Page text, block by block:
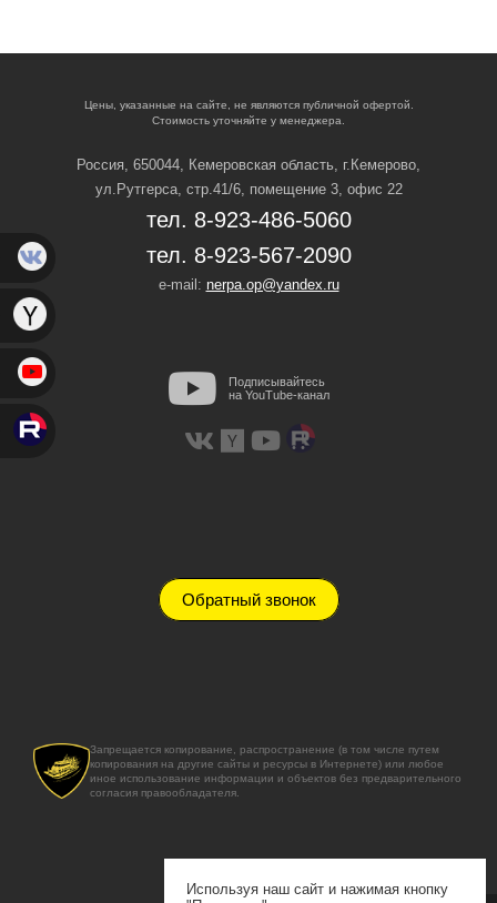
Цены, указанные на сайте, не являются публичной офертой.
Стоимость уточняйте у менеджера.
Россия, 650044, Кемеровская область, г.Кемерово,
ул.Рутгерса, стр.41/6, помещение 3, офис 22
тел. 8-923-486-5060
тел. 8-923-567-2090
e-mail: nerpa.op@yandex.ru
Подписывайтесь
на YouTube-канал
Обратный звонок
Запрещается копирование, распространение (в том числе путем
копирования на другие сайты и ресурсы в Интернете) или любое
иное использование информации и объектов без предварительного
согласия правообладателя.
Используя наш сайт и нажимая кнопку